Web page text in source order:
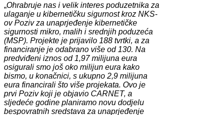
„Ohrabruje nas i velik interes poduzetnika za
ulaganje u kibernetičku sigurnost kroz NKS-
ov Poziv za unaprjeđenje kibernetičke
sigurnosti mikro, malih i srednjih poduzeća
(MSP). Projekte je prijavilo 188 tvrtki, a za
financiranje je odabrano više od 130. Na
predviđeni iznos od 1,97 milijuna eura
osigurali smo još oko milijun eura kako
bismo, u konačnici, s ukupno 2,9 milijuna
eura financirali što više projekata. Ovo je
prvi Poziv koji je objavio CARNET, a
sljedeće godine planiramo novu dodjelu
bespovratnih sredstava za unaprjeđenje